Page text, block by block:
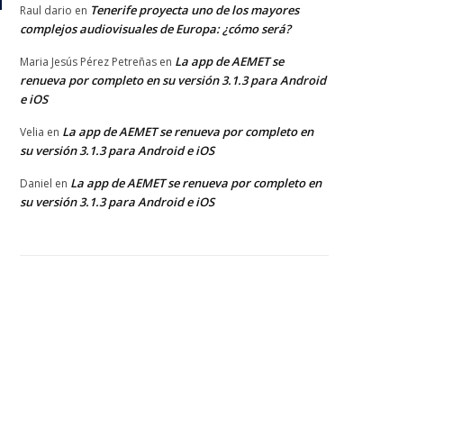
Raul dario en Tenerife proyecta uno de los mayores
complejos audiovisuales de Europa: ¿cómo será?
Maria Jesús Pérez Petreñas en La app de AEMET se
renueva por completo en su versión 3.1.3 para Android
e iOS
Velia en La app de AEMET se renueva por completo en
su versión 3.1.3 para Android e iOS
Daniel en La app de AEMET se renueva por completo en
su versión 3.1.3 para Android e iOS